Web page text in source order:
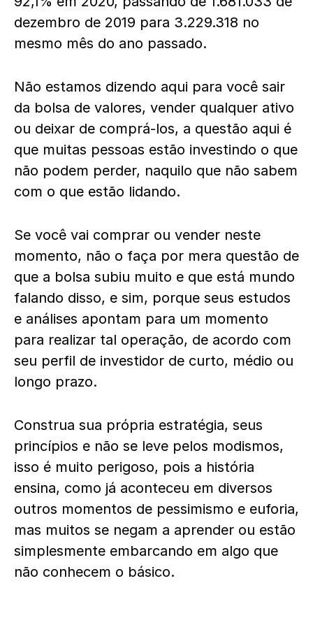
dezembro de 2019 para 3.229.318 no
mesmo mês do ano passado.
Não estamos dizendo aqui para você sair
da bolsa de valores, vender qualquer ativo
ou deixar de comprá-los, a questão aqui é
que muitas pessoas estão investindo o que
não podem perder, naquilo que não sabem
com o que estão lidando.
Se você vai comprar ou vender neste
momento, não o faça por mera questão de
que a bolsa subiu muito e que está mundo
falando disso, e sim, porque seus estudos
e análises apontam para um momento
para realizar tal operação, de acordo com
seu perfil de investidor de curto, médio ou
longo prazo.
Construa sua própria estratégia, seus
princípios e não se leve pelos modismos,
isso é muito perigoso, pois a história
ensina, como já aconteceu em diversos
outros momentos de pessimismo e euforia,
mas muitos se negam a aprender ou estão
simplesmente embarcando em algo que
não conhecem o básico.